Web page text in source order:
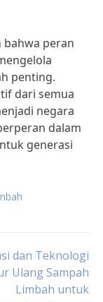
bahwa peran
penting.
dari semua
negara
dalam
generasi
dan Teknologi
Ulang Sampah
Limbah untuk